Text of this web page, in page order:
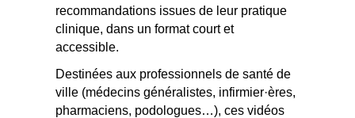
recommandations issues de leur pratique
clinique, dans un format court et
accessible.
Destinées aux professionnels de santé de
ville (médecins généralistes, infirmier·ères,
pharmaciens, podologues…), ces vidéos